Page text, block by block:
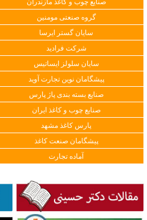
صنایع چوب و کاغذ مازندران
گروه صنعتی مومنین
سایان گستر ایرسا
شرکت فرادید
سایان سلولز ایساتیس
پیشگامان نوین تجارت آوید
صنایع بسته بندی پاژ پارس
صنایع چوب و کاغذ ایران
پارس کاغذ مشهد
پیشگامان صنعت کاغذ
آماده تجارت